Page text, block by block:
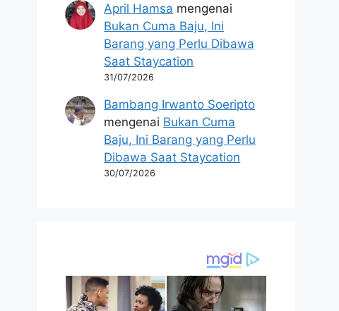
April Hamsa mengenai
Bukan Cuma Baju, Ini
Barang yang Perlu Dibawa
Saat Staycation
31/07/2026
Bambang Irwanto Soeripto
mengenai Bukan Cuma
Baju, Ini Barang yang Perlu
Dibawa Saat Staycation
30/07/2026